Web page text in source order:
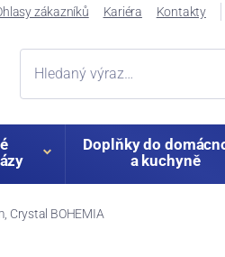
zákazníků Kariéra Kontakty
Doplňky do
a kuchyně
Crystal BOHEMIA